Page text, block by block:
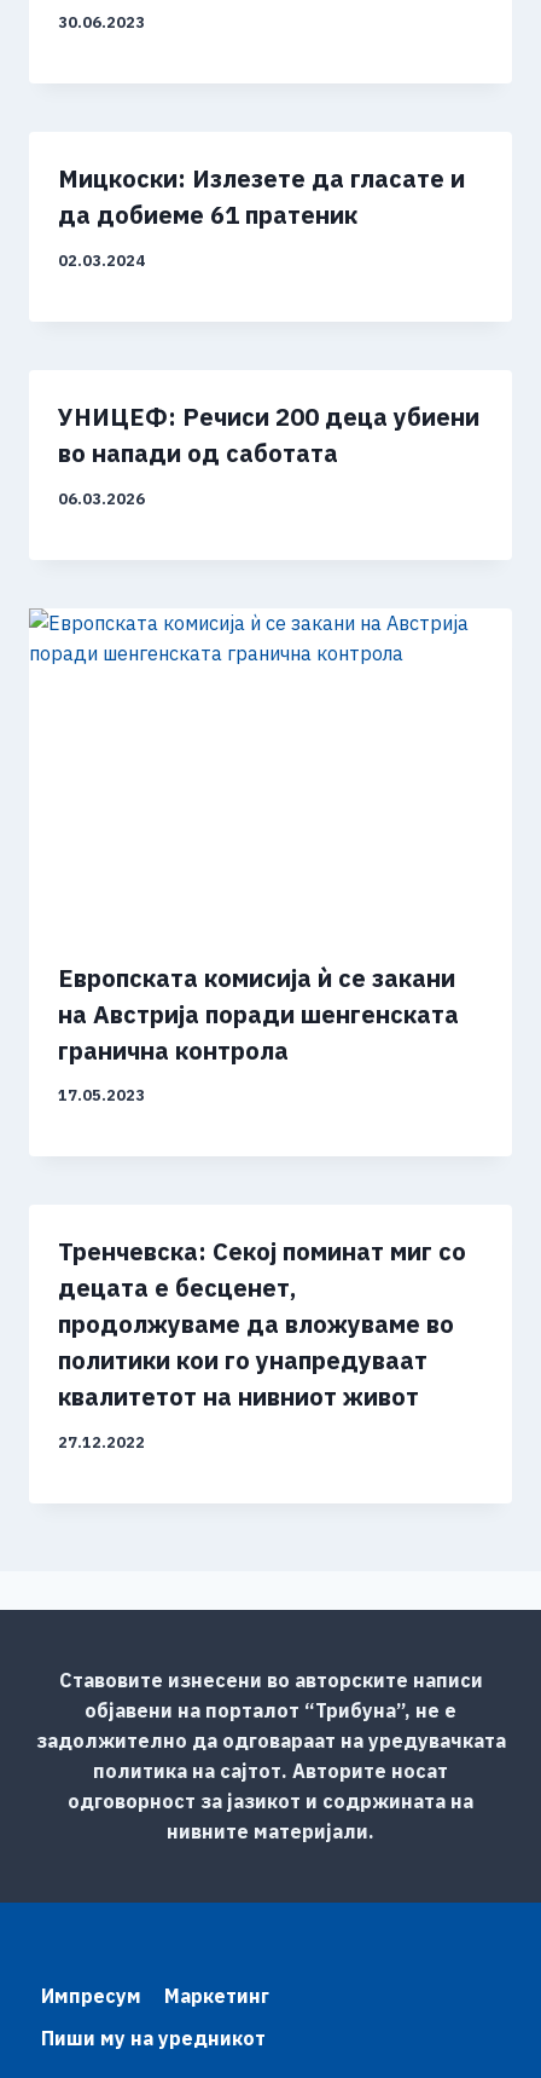
30.06.2023
Мицкоски: Излезете да гласате и
да добиеме 61 пратеник
02.03.2024
УНИЦЕФ: Речиси 200 деца убиени
во напади од саботата
06.03.2026
Европската комисија ѝ се закани
на Австрија поради шенгенската
гранична контрола
17.05.2023
Тренчевска: Секој поминат миг со
децата е бесценет,
продолжуваме да вложуваме во
политики кои го унапредуваат
квалитетот на нивниот живот
27.12.2022
Ставовите изнесени во авторските написи
објавени на порталот “Трибуна”, не е
задолжително да одговараат на уредувачката
политика на сајтот. Авторите носат
одговорност за јазикот и содржината на
нивните материјали.
Импресум
Маркетинг
Пиши му на уредникот